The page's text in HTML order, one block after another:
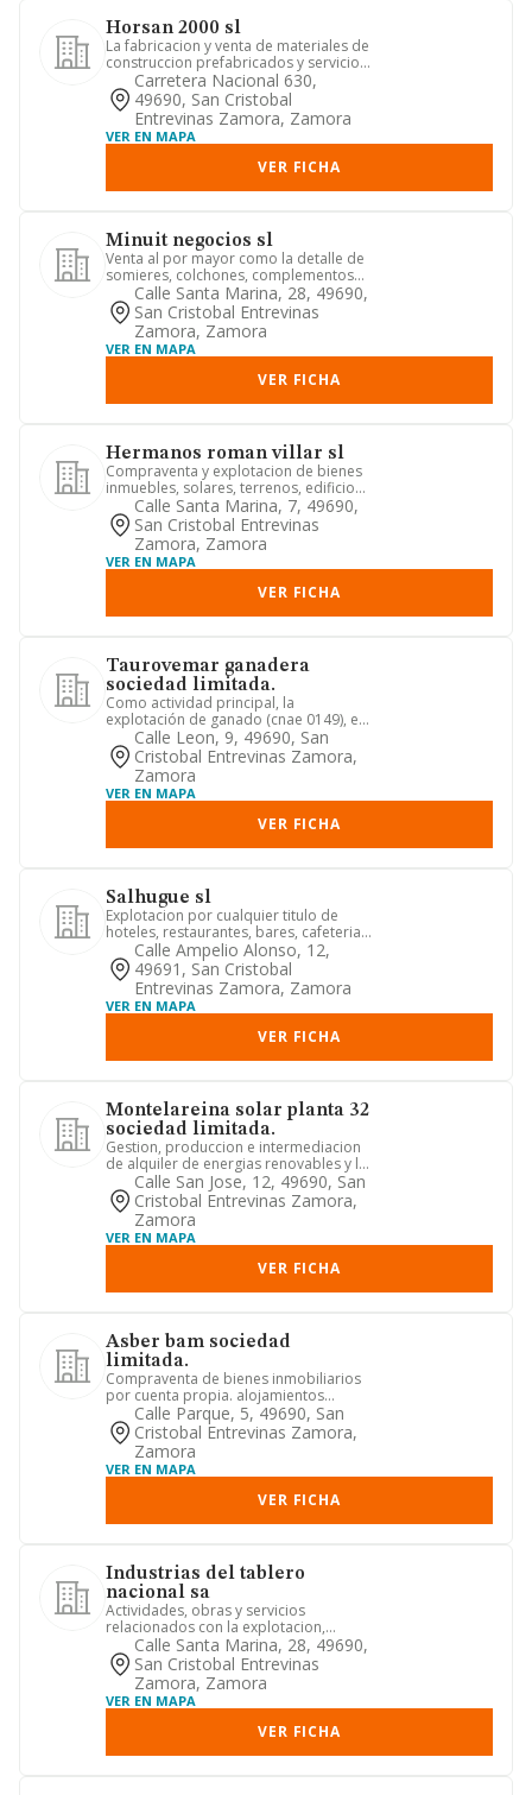
Horsan 2000 sl
La fabricacion y venta de materiales de
construccion prefabricados y servicios
a la construccion ta...
Carretera Nacional 630,
49690, San Cristobal
Entrevinas Zamora, Zamora
VER EN MAPA
VER FICHA
Minuit negocios sl
Venta al por mayor como la detalle de
somieres, colchones, complementos
delos anteriores, y toda cl...
Calle Santa Marina, 28, 49690,
San Cristobal Entrevinas
Zamora, Zamora
VER EN MAPA
VER FICHA
Hermanos roman villar sl
Compraventa y explotacion de bienes
inmuebles, solares, terrenos, edificios,
construidos o en const...
Calle Santa Marina, 7, 49690,
San Cristobal Entrevinas
Zamora, Zamora
VER EN MAPA
VER FICHA
Taurovemar ganadera
sociedad limitada.
Como actividad principal, la
explotación de ganado (cnae 0149), en
concreto la compra, venta y cría...
Calle Leon, 9, 49690, San
Cristobal Entrevinas Zamora,
Zamora
VER EN MAPA
VER FICHA
Salhugue sl
Explotacion por cualquier titulo de
hoteles, restaurantes, bares, cafeterias,
salas de fiesta. turi...
Calle Ampelio Alonso, 12,
49691, San Cristobal
Entrevinas Zamora, Zamora
VER EN MAPA
VER FICHA
Montelareina solar planta 32
sociedad limitada.
Gestion, produccion e intermediacion
de alquiler de energias renovables y la
instalacion. de sistem...
Calle San Jose, 12, 49690, San
Cristobal Entrevinas Zamora,
Zamora
VER EN MAPA
VER FICHA
Asber bam sociedad
limitada.
Compraventa de bienes inmobiliarios
por cuenta propia. alojamientos
turísticos y otros alojamientos...
Calle Parque, 5, 49690, San
Cristobal Entrevinas Zamora,
Zamora
VER EN MAPA
VER FICHA
Industrias del tablero
nacional sa
Actividades, obras y servicios
relacionados con la explotacion,
producciony comercializacion de ene...
Calle Santa Marina, 28, 49690,
San Cristobal Entrevinas
Zamora, Zamora
VER EN MAPA
VER FICHA